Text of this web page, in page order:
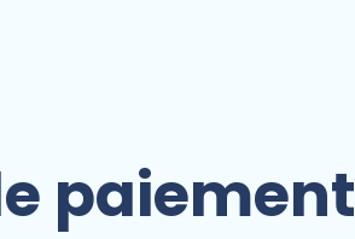
paiement